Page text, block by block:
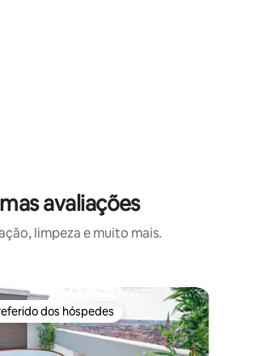
avaliações
limpeza e muito mais.
dos hóspedes
dos hóspedes